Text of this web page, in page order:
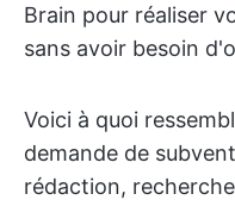
Brain pour réaliser
sans avoir besoin
Voici à quoi
demande de
rédaction,